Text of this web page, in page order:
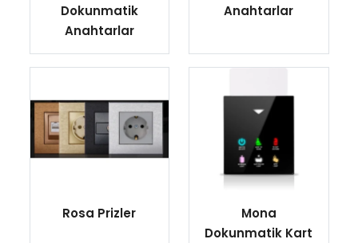
Dokunmatik
Anahtarlar
Anahtarlar
Rosa Prizler
Mona
Dokunmatik Kart